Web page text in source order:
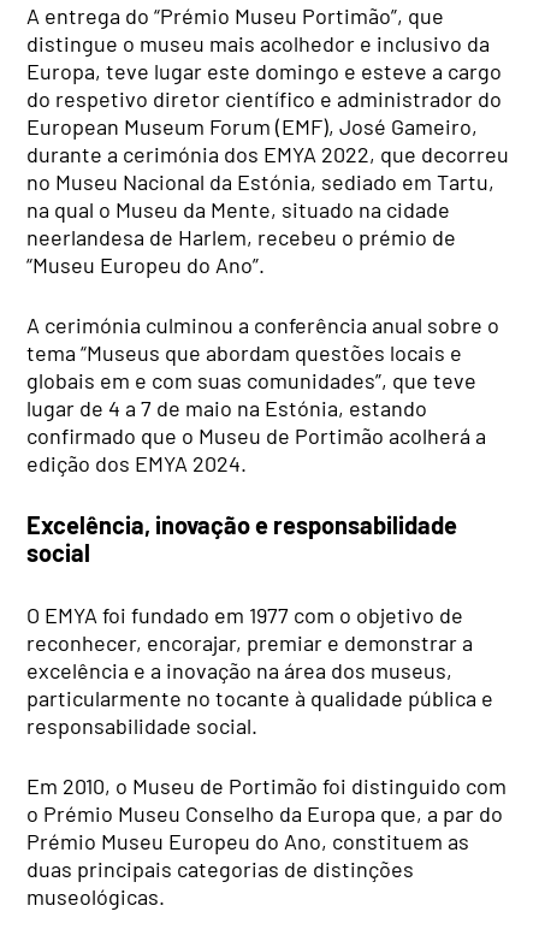
A entrega do “Prémio Museu Portimão”, que
distingue o museu mais acolhedor e inclusivo da
Europa, teve lugar este domingo e esteve a cargo
do respetivo diretor científico e administrador do
European Museum Forum (EMF), José Gameiro,
durante a cerimónia dos EMYA 2022, que decorreu
no Museu Nacional da Estónia, sediado em Tartu,
na qual o Museu da Mente, situado na cidade
neerlandesa de Harlem, recebeu o prémio de
“Museu Europeu do Ano”.
A cerimónia culminou a conferência anual sobre o
tema “Museus que abordam questões locais e
globais em e com suas comunidades”, que teve
lugar de 4 a 7 de maio na Estónia, estando
confirmado que o Museu de Portimão acolherá a
edição dos EMYA 2024.
Excelência, inovação e responsabilidade
social
O EMYA foi fundado em 1977 com o objetivo de
reconhecer, encorajar, premiar e demonstrar a
excelência e a inovação na área dos museus,
particularmente no tocante à qualidade pública e
responsabilidade social.
Em 2010, o Museu de Portimão foi distinguido com
o Prémio Museu Conselho da Europa que, a par do
Prémio Museu Europeu do Ano, constituem as
duas principais categorias de distinções
museológicas.